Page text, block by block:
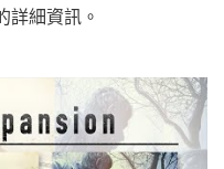
詳細資訊。